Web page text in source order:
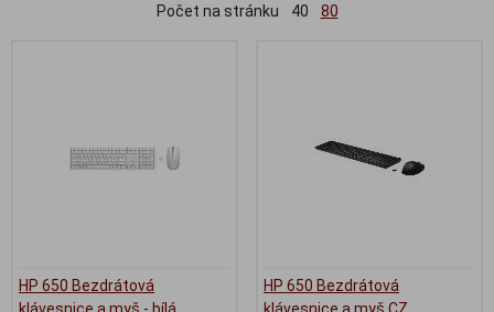
Počet na stránku 40 80
HP 650 Bezdrátová
klávesnice a myš - bílá
HP 650 Bezdrátová
klávesnice a myš CZ